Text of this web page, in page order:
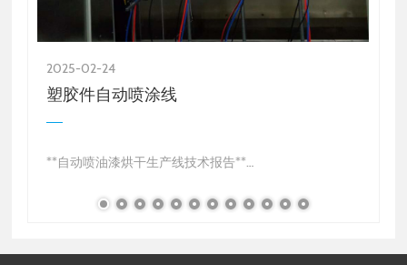
2025-02-24
塑胶件自动喷涂线
**自动喷油漆烘干生产线技术报告**
自动喷油漆烘干生产线主要应用于汽车制造、家电制造